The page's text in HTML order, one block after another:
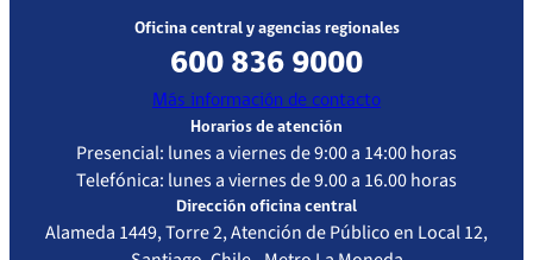
Plan de
Corrección.
Acreditado con observaciones
Fecha
Resolución
Vigencia de
la
Estándar de
Acreditación
Oficina central y agencias regionales
600 836 9000
Más información de contacto
Horarios de atención
Presencial: lunes a viernes de 9:00 a 14:00 horas
Telefónica: lunes a viernes de 9.00 a 16.00 horas
Dirección oficina central
Alameda 1449, Torre 2, Atención de Público en Local 12,